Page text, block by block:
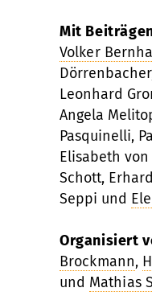
Mit
Volker
Leonhard
Angela
Pasquinelli,
Elisabeth
Schott,
Seppi und
Organisiert
Brockmann,
und Mathias